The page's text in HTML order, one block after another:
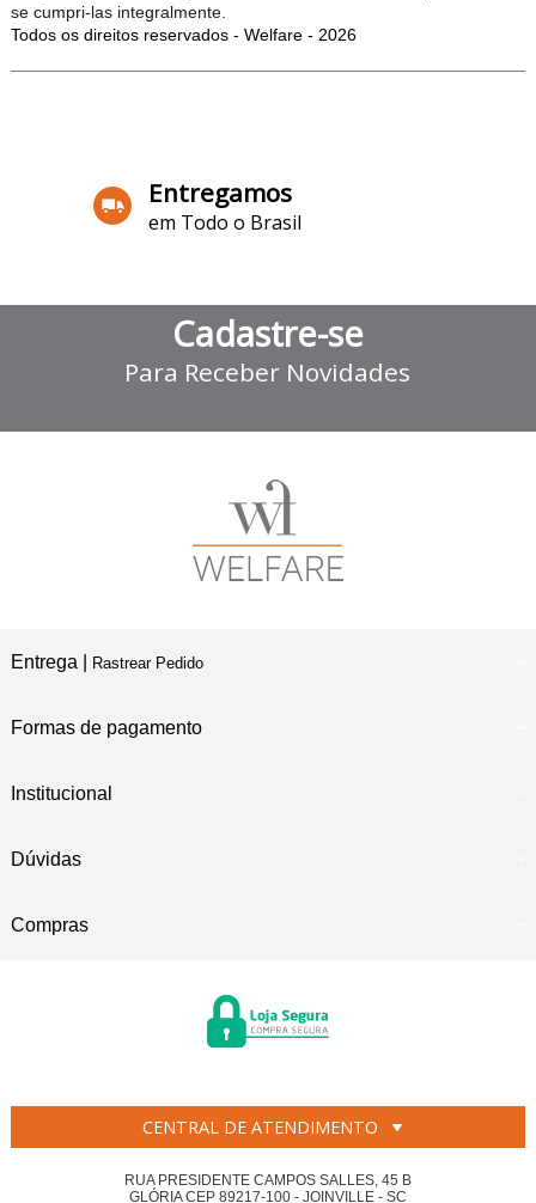
se cumpri-las integralmente.
Todos os direitos reservados - Welfare - 2026
Entregamos
em Todo o Brasil
Cadastre-se
Para Receber Novidades
Entrega | Rastrear Pedido
Formas de pagamento
Institucional
Dúvidas
Compras
CENTRAL DE ATENDIMENTO
RUA PRESIDENTE CAMPOS SALLES, 45 B
GLÓRIA CEP 89217-100 - JOINVILLE - SC